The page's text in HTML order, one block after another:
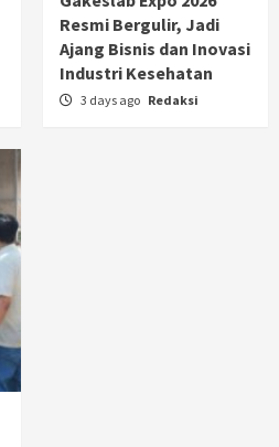
Resmi Bergulir, Jadi
Ajang Bisnis dan Inovasi
Industri Kesehatan
3 days ago Redaksi